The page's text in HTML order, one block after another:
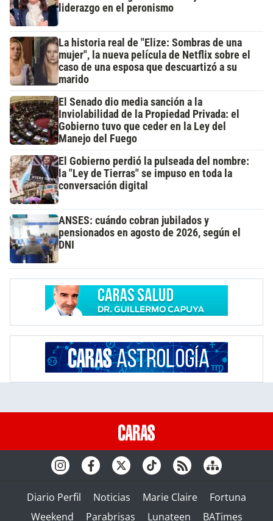
liderazgo en el peronismo
La historia real de "Elize: Sombras de una
mujer", la nueva película de Netflix sobre el
caso de una esposa que descuartizó a su
marido
El Senado dio media sanción a la
Inviolabilidad de la Propiedad Privada: el
Gobierno tuvo que ceder en la Ley del
Manejo del Fuego
El Gobierno perdió la pulseada del nombre:
la "Ley de Tierras" se impuso en toda la
conversación digital
ANSES: cuándo cobran jubilados y
pensionados en agosto de 2026, según el
DNI
Diario Perfil Noticias Marie Claire
Fortuna
Weekend
Parabrisas Lunateen BATimes